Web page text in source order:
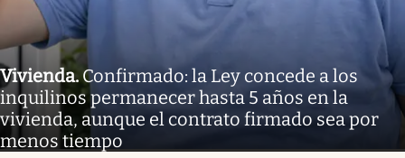
Vivienda.Confirmado: la Ley concede a los
inquilinos permanecer hasta 5 años en la
vivienda, aunque el contrato firmado sea por
menos tiempo